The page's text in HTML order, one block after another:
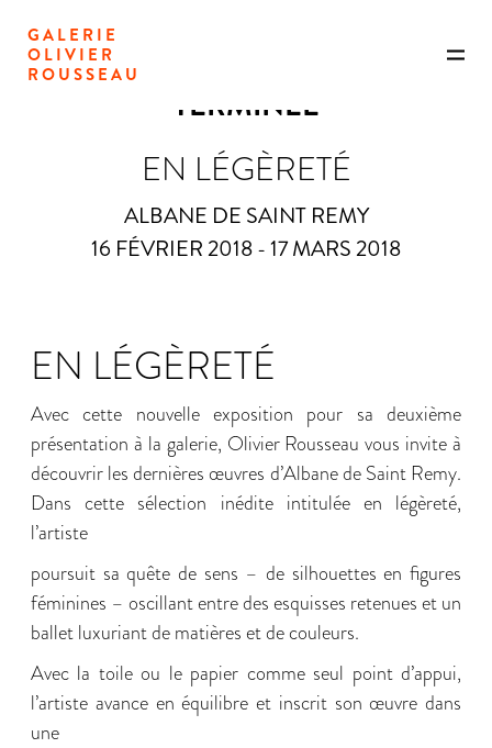
GALERIE
OLIVIER
ROUSSEAU
TERMINÉE
EN LÉGÈRETÉ
ALBANE DE SAINT REMY
16 FÉVRIER 2018 - 17 MARS 2018
EN LÉGÈRETÉ
Avec cette nouvelle exposition pour sa deuxième
présentation à la galerie, Olivier Rousseau vous invite à
découvrir les dernières œuvres d’Albane de Saint Remy.
Dans cette sélection inédite intitulée en légèreté,
l’artiste
poursuit sa quête de sens – de silhouettes en figures
féminines – oscillant entre des esquisses retenues et un
ballet luxuriant de matières et de couleurs.
Avec la toile ou le papier comme seul point d’appui,
l’artiste avance en équilibre et inscrit son œuvre dans
une